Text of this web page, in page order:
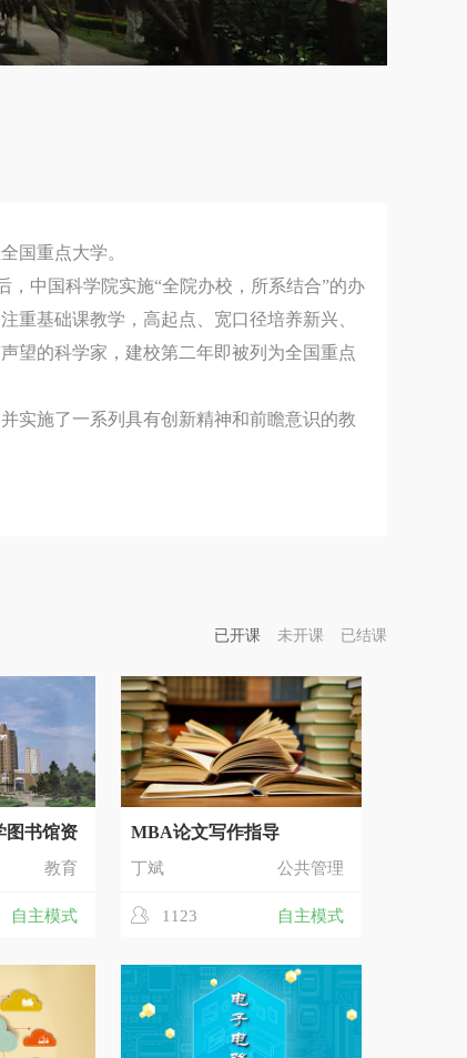
国重点大学。
，中国科学院实施“全院办校，所系结合”的办
重基础课教学，高起点、宽口径培养新兴、
望的科学家，建校第二年即被列为全国重点
实施了一系列具有创新精神和前瞻意识的教
已结课
未开课
已开课
图书馆资
教育
自主模式
MBA论文写作指导
丁斌 公共管理
1123 自主模式